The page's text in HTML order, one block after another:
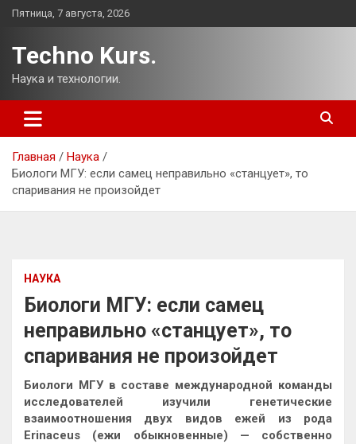
Перейти
Пятница, 7 августа, 2026
Techno Kurs.
Наука и технологии.
Главная
Наука
Биологи МГУ: если самец неправильно «станцует», то
спаривания не произойдет
НАУКА
Биологи МГУ: если самец
неправильно «станцует», то
спаривания не произойдет
Биологи МГУ в составе международной команды
исследователей изучили генетические
взаимоотношения двух видов ежей из рода
Erinaceus (ежи обыкновенные) — собственно